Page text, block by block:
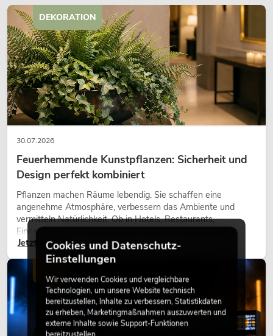
30.07.2026
Feuerhemmende Kunstpflanzen: Sicherheit und
Design perfekt kombiniert
Pflanzen machen Räume lebendig. Sie schaffen eine
angenehme Atmosphäre, verbessern das Ambiente und
vermitteln Natürlichkeit. Ob in Hotels, Restaurants,
Einkaufszentren, Bürogebäuden oder auf Messeständen:
eine hochwertige Begrünung gehört heute längst zum
modernen Raumkonzept.
Jetzt lesen
DEKORATION
Cookies und Datenschutz-
Einstellungen
Wir verwenden Cookies und vergleichbare
Technologien, um unsere Website technisch
bereitzustellen, Inhalte zu verbessern, Statistikdaten
zu erheben, Marketingmaßnahmen auszuwerten und
externe Inhalte sowie Support-Funktionen